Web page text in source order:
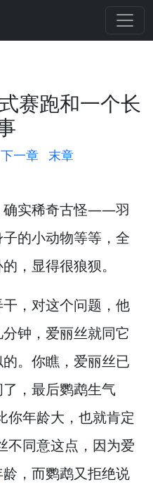
赛跑和一个长
下一章 末章
确实稀奇古怪——羽
的小动物等等， 全
， 显得很狼狈。
， 对这个问题， 他
钟， 爱丽丝就同它
。 你瞧， 爱丽丝已
， 最后鹦鹉生气
你年龄大， 也就肯定
不同意这点， 因为爱
， 而鹦鹉又拒绝说